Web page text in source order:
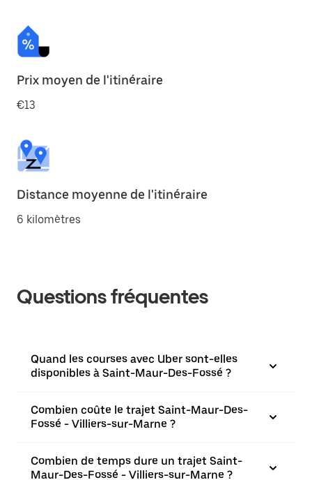
Prix moyen de l'itinéraire
€13
Distance moyenne de l'itinéraire
6 kilomètres
Questions fréquentes
Quand les courses avec Uber sont-elles
disponibles à Saint-Maur-Des-Fossé ?
Combien coûte le trajet Saint-Maur-Des-
Fossé - Villiers-sur-Marne ?
Combien de temps dure un trajet Saint-
Maur-Des-Fossé - Villiers-sur-Marne ?